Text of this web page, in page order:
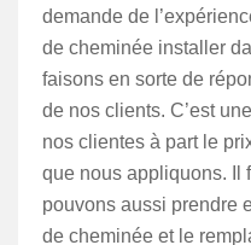
demande de
de cheminée installer
faisons en sorte de
de nos clients. C’est
nos clientes à part le
que nous appliquons. Il
pouvons aussi prendre
de cheminée et le